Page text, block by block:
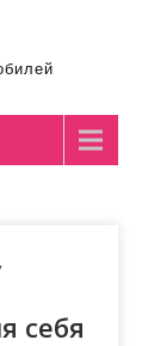
себя